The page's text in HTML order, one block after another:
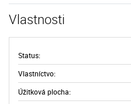
Vlastnosti
Status:
Vlastníctvo:
Úžitková plocha: